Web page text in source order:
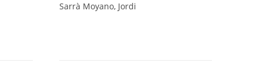
Sarrà Moyano, Jordi